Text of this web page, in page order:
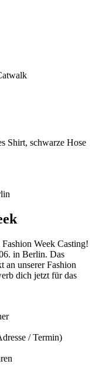
Shirt, schwarze Hose
Week Casting!
in Berlin. Das
unserer Fashion
dich jetzt für das
/ Termin)